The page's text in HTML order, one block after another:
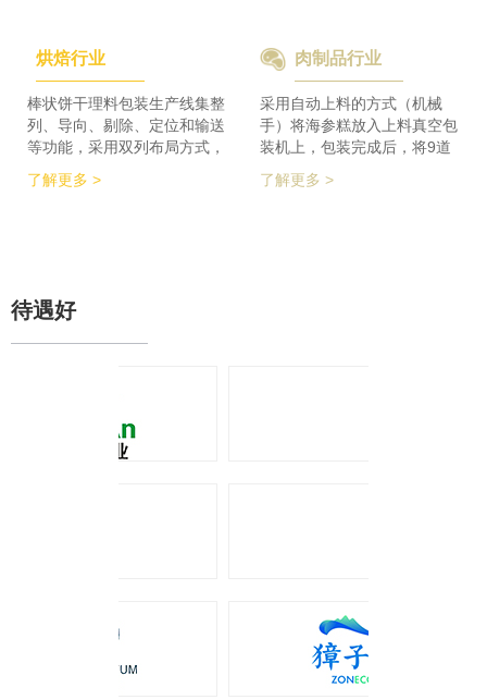
检及码垛设备实现整线自动化
运行。 节省了80%人员数
量，降低了劳动者的劳动强
度，提高了工作效率
积的要求，同时节省了一半的
占地空间，一条生产线实现了
整个生产的稳定供料，减少设
备的投入，大大降低了采购成
本。
烘焙行业
棒状饼干理料包装生产线集整
列、导向、剔除、定位和输送
等功能，采用双列布局方式，
在有限的场地内，提高了产品
包装的生产力，同时达到废料
了解更多 >
肉制品行业
采用自动上料的方式（机械
手）将海参糕放入上料真空包
装机上，包装完成后，将9道
带机，将1道产品分为2道，分
了解更多 >
待遇好